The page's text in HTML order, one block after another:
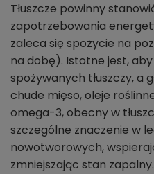
Tłuszcze powinny
zapotrzebowania
zaleca się spożycie na
na dobę). Istotne jest,
spożywanych tłuszczy, a
chude mięso, oleje
omega-3, obecny w
szczególne znaczenie w
nowotworowych,
zmniejszając stan zapalny.